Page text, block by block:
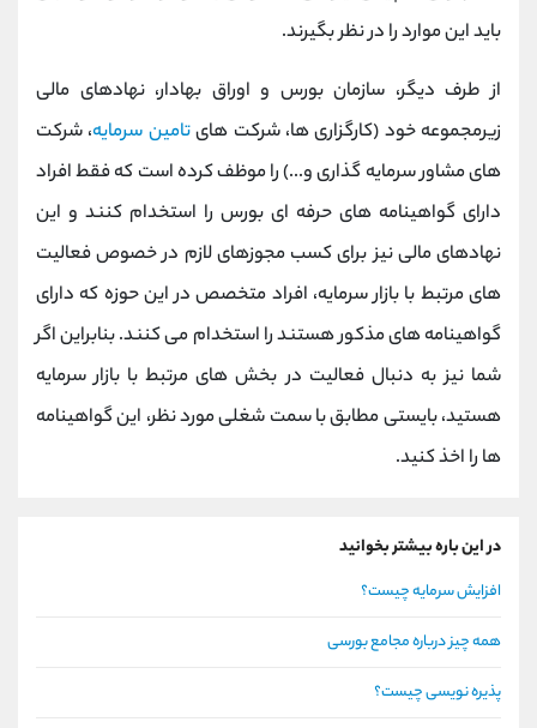
باید این موارد را در نظر بگیرند.
از طرف دیگر، سازمان بورس و اوراق بهادار، نهادهای مالی
زیرمجموعه خود (کارگزاری ها، شرکت هایتامین سرمایه، شرکت
های مشاور سرمایه گذاری و...) را موظف کرده است که فقط افراد
دارای گواهینامه های حرفه ای بورس را استخدام کنند و این
نهادهای مالی نیز برای کسب مجوزهای لازم در خصوص فعالیت
های مرتبط با بازار سرمایه، افراد متخصص در این حوزه که دارای
گواهینامه های مذکور هستند را استخدام می کنند. بنابراین اگر
شما نیز به دنبال فعالیت در بخش های مرتبط با بازار سرمایه
هستید، بایستی مطابق با سمت شغلی مورد نظر، این گواهینامه
ها را اخذ کنید.
در این باره بیشتر بخوانید
افزایش سرمایه چیست؟
همه چیز درباره مجامع بورسی
پذیره نویسی چیست؟